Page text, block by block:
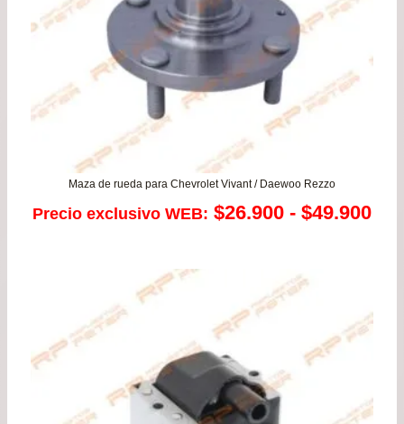
Maza de rueda para Chevrolet Vivant / Daewoo Rezzo
Precio exclusivo WEB: $26.900 - $49.900